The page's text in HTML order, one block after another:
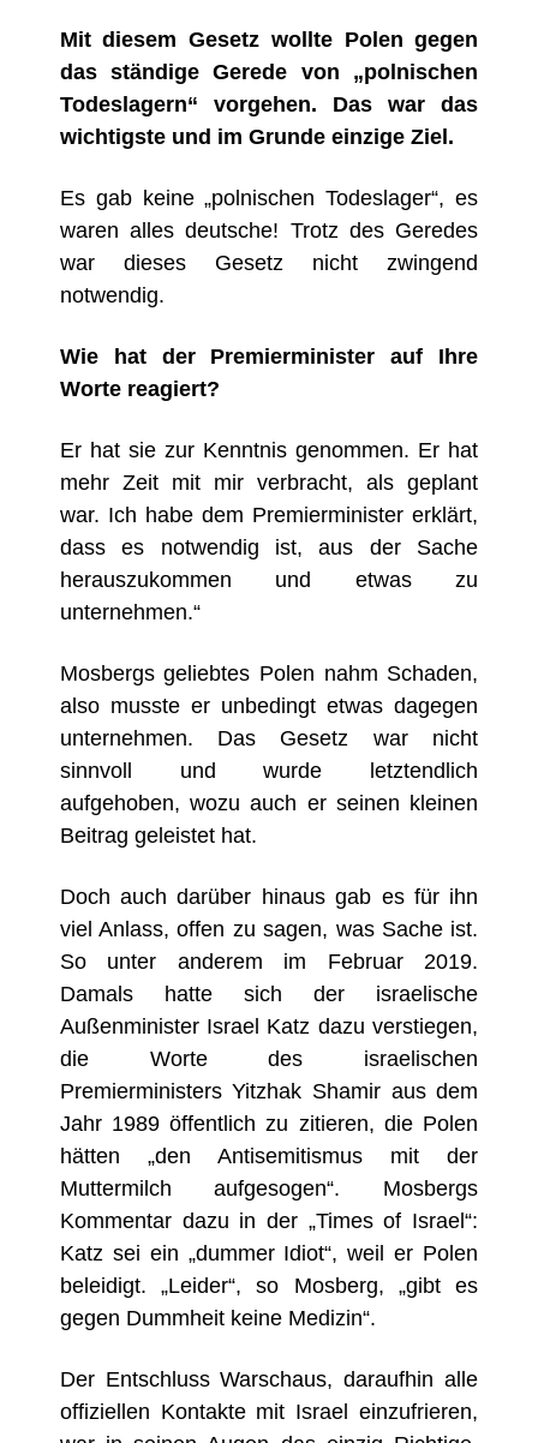
Mit diesem Gesetz wollte Polen gegen
das ständige Gerede von „polnischen
Todeslagern“ vorgehen. Das war das
wichtigste und im Grunde einzige Ziel.
Es gab keine „polnischen Todeslager“, es
waren alles deutsche! Trotz des Geredes
war dieses Gesetz nicht zwingend
notwendig.
Wie hat der Premierminister auf Ihre
Worte reagiert?
Er hat sie zur Kenntnis genommen. Er hat
mehr Zeit mit mir verbracht, als geplant
war. Ich habe dem Premierminister erklärt,
dass es notwendig ist, aus der Sache
herauszukommen und etwas zu
unternehmen.“
Mosbergs geliebtes Polen nahm Schaden,
also musste er unbedingt etwas dagegen
unternehmen. Das Gesetz war nicht
sinnvoll und wurde letztendlich
aufgehoben, wozu auch er seinen kleinen
Beitrag geleistet hat.
Doch auch darüber hinaus gab es für ihn
viel Anlass, offen zu sagen, was Sache ist.
So unter anderem im Februar 2019.
Damals hatte sich der israelische
Außenminister Israel Katz dazu verstiegen,
die Worte des israelischen
Premierministers Yitzhak Shamir aus dem
Jahr 1989 öffentlich zu zitieren, die Polen
hätten „den Antisemitismus mit der
Muttermilch aufgesogen“. Mosbergs
Kommentar dazu in der „Times of Israel“:
Katz sei ein „dummer Idiot“, weil er Polen
beleidigt. „Leider“, so Mosberg, „gibt es
gegen Dummheit keine Medizin“.
Der Entschluss Warschaus, daraufhin alle
offiziellen Kontakte mit Israel einzufrieren,